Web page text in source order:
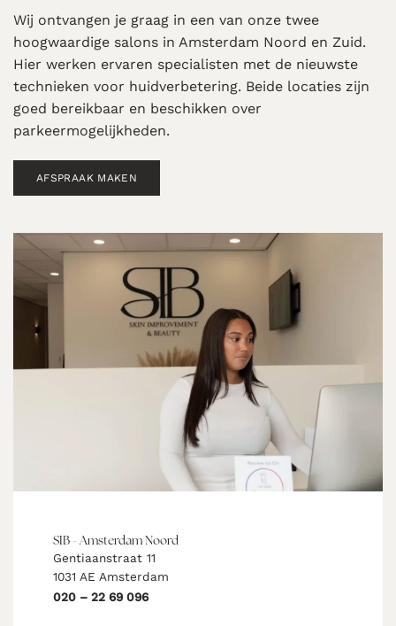
Wij ontvangen je graag in een van onze twee
hoogwaardige salons in Amsterdam Noord en Zuid.
Hier werken ervaren specialisten met de nieuwste
technieken voor huidverbetering. Beide locaties zijn
goed bereikbaar en beschikken over
parkeermogelijkheden.
AFSPRAAK MAKEN
SIB - Amsterdam Noord
Gentiaanstraat 11
1031 AE Amsterdam
020 – 22 69 096